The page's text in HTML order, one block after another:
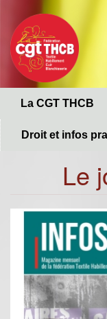
contenu
principal
La CGT THCB
Droit et infos
Le